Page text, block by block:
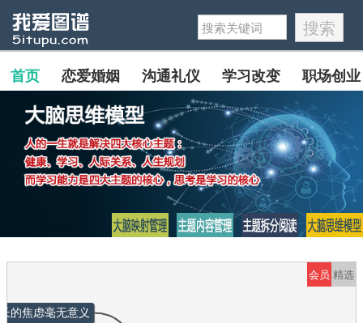
首页 恋爱婚姻 沟通礼仪 学习改变 职场创业
精选
会员
的焦虑毫无意义